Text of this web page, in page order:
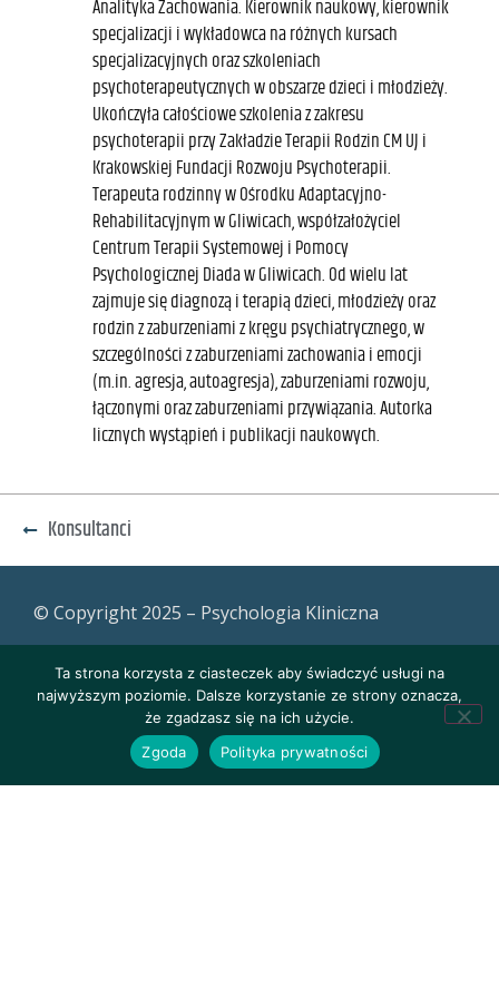
Analityka Zachowania. Kierownik naukowy, kierownik
specjalizacji i wykładowca na różnych kursach
specjalizacyjnych oraz szkoleniach
psychoterapeutycznych w obszarze dzieci i młodzieży.
Ukończyła całościowe szkolenia z zakresu
psychoterapii przy Zakładzie Terapii Rodzin CM UJ i
Krakowskiej Fundacji Rozwoju Psychoterapii.
Terapeuta rodzinny w Ośrodku Adaptacyjno-
Rehabilitacyjnym w Gliwicach, współzałożyciel
Centrum Terapii Systemowej i Pomocy
Psychologicznej Diada w Gliwicach. Od wielu lat
zajmuje się diagnozą i terapią dzieci, młodzieży oraz
rodzin z zaburzeniami z kręgu psychiatrycznego, w
szczególności z zaburzeniami zachowania i emocji
(m.in. agresja, autoagresja), zaburzeniami rozwoju,
łączonymi oraz zaburzeniami przywiązania. Autorka
licznych wystąpień i publikacji naukowych.
Konsultanci
© Copyright 2025 – Psychologia Kliniczna
Ta strona korzysta z ciasteczek aby świadczyć usługi na
najwyższym poziomie. Dalsze korzystanie ze strony oznacza,
że zgadzasz się na ich użycie.
Zgoda
Polityka prywatności